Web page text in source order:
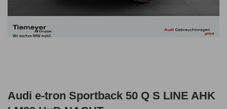
Audi e-tron Sportback 50 Q S LINE AHK